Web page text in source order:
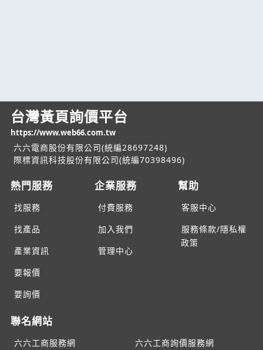
台灣黃頁詢價平台
https://www.web66.com.tw
六六電商股份有限公司(統編28697248)
際標資訊科技股份有限公司(統編70398496)
熱門服務
找服務
找產品
產業資訊
要報價
要詢價
企業服務
付費服務
加入我們
管理中心
幫助
客服中心
服務條款/隱私權
政策
聯名網站
六六工商服務網 六六工商詢價服務網